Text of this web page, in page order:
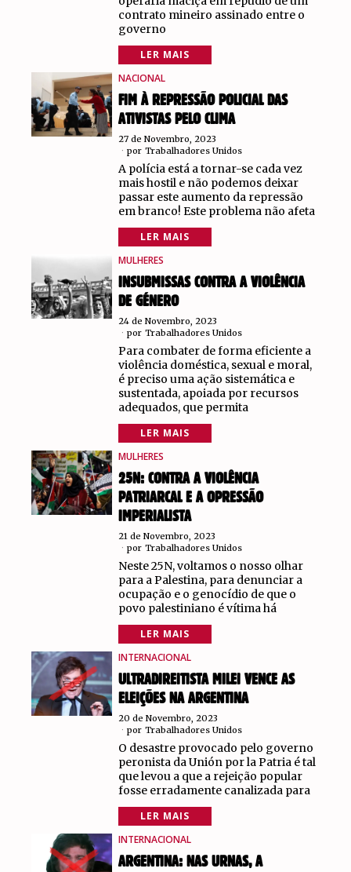
contrato mineiro assinado entre o
governo
LER MAIS
NACIONAL
FIM À REPRESSÃO POLICIAL DAS
ATIVISTAS PELO CLIMA
27 de Novembro, 2023
por Trabalhadores Unidos
A polícia está a tornar-se cada vez
mais hostil e não podemos deixar
passar este aumento da repressão
em branco! Este problema não afeta
LER MAIS
MULHERES
INSUBMISSAS CONTRA A VIOLÊNCIA
DE GÉNERO
24 de Novembro, 2023
por Trabalhadores Unidos
Para combater de forma eficiente a
violência doméstica, sexual e moral,
é preciso uma ação sistemática e
sustentada, apoiada por recursos
adequados, que permita
LER MAIS
MULHERES
25N: CONTRA A VIOLÊNCIA
PATRIARCAL E A OPRESSÃO
IMPERIALISTA
21 de Novembro, 2023
por Trabalhadores Unidos
Neste 25N, voltamos o nosso olhar
para a Palestina, para denunciar a
ocupação e o genocídio de que o
povo palestiniano é vítima há
LER MAIS
INTERNACIONAL
ULTRADIREITISTA MILEI VENCE AS
ELEIÇÕES NA ARGENTINA
20 de Novembro, 2023
por Trabalhadores Unidos
O desastre provocado pelo governo
peronista da Unión por la Patria é tal
que levou a que a rejeição popular
fosse erradamente canalizada para
LER MAIS
INTERNACIONAL
ARGENTINA: NAS URNAS, A